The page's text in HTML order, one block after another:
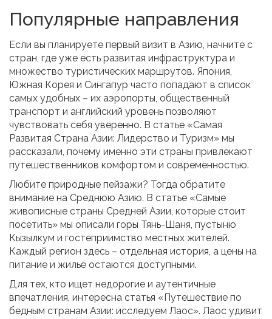
Популярные направления
Если вы планируете первый визит в Азию, начните с
стран, где уже есть развитая инфраструктура и
множество туристических маршрутов. Япония,
Южная Корея и Сингапур часто попадают в список
самых удобных – их аэропорты, общественный
транспорт и английский уровень позволяют
чувствовать себя уверенно. В статье «Самая
Развитая Страна Азии: Лидерство и Туризм» мы
рассказали, почему именно эти страны привлекают
путешественников комфортом и современностью.
Любите природные пейзажи? Тогда обратите
внимание на Среднюю Азию. В статье «Самые
живописные страны Средней Азии, которые стоит
посетить» мы описали горы Тянь-Шаня, пустыню
Кызылкум и гостеприимство местных жителей.
Каждый регион здесь – отдельная история, а цены на
питание и жильё остаются доступными.
Для тех, кто ищет недорогие и аутентичные
впечатления, интересна статья «Путешествие по
бедным странам Азии: исследуем Лаос». Лаос удивит